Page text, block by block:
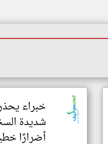
خبراء
شديدة
أضرارًا